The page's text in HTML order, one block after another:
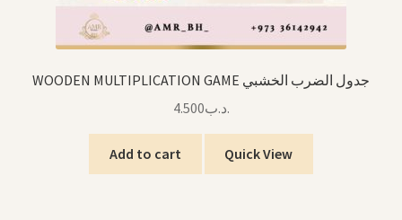
WOODEN MULTIPLICATION GAME جدول الضرب الخشبي
.د.ب4.500
Add to cart Quick View